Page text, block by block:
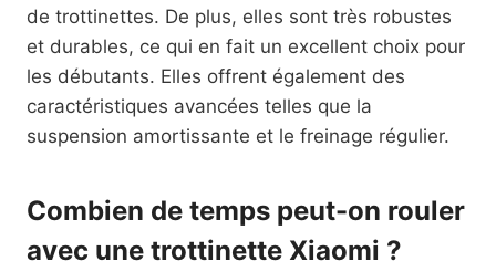
de trottinettes. De plus, elles sont très robustes
et durables, ce qui en fait un excellent choix pour
les débutants. Elles offrent également des
caractéristiques avancées telles que la
suspension amortissante et le freinage régulier.
Combien de temps peut-on rouler
avec une trottinette Xiaomi ?